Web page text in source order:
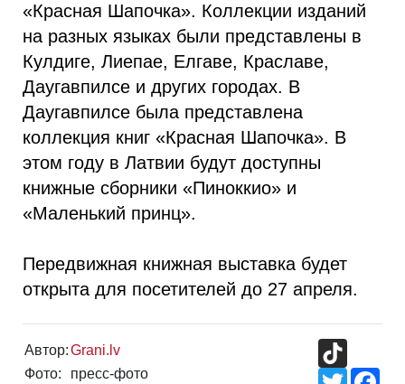
«Красная Шапочка». Коллекции изданий
на разных языках были представлены в
Кулдиге, Лиепае, Елгаве, Краславе,
Даугавпилсе и других городах. В
Даугавпилсе была представлена ​​
коллекция книг «Красная Шапочка». В
этом году в Латвии будут доступны
книжные сборники «Пиноккио» и
«Маленький принц».
Передвижная книжная выставка будет
открыта для посетителей до 27 апреля.
Автор:Grani.lv
Фото:
пресс-фото
Twitter